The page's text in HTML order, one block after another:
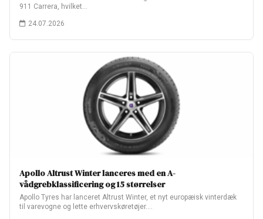
911 Carrera, hvilket…
24.07.2026
Apollo Altrust Winter lanceres med en A-
vådgrebklassificering og 15 størrelser
Apollo Tyres har lanceret Altrust Winter, et nyt europæisk vinterdæk
til varevogne og lette erhvervskøretøjer.…